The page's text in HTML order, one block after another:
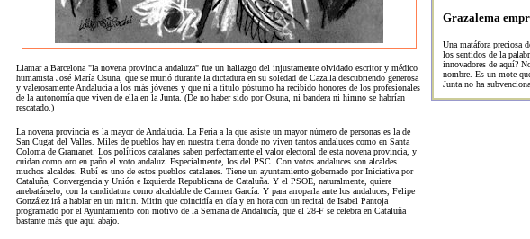
Llamar a Barcelona "la novena provincia andaluza" fue un hallazgo del injustamente olvidado escritor y médico
humanista José María Osuna, que se murió durante la dictadura en su soledad de Cazalla descubriendo generosa
y valerosamente Andalucía a los más jóvenes y que ni a título póstumo ha recibido honores de los profesionales
de la autonomía que viven de ella en la Junta. (De no haber sido por Osuna, ni bandera ni himno se habrían
rescatado.)
La novena provincia es la mayor de Andalucía. La Feria a la que asiste un mayor número de personas es la de
San Cugat del Valles. Miles de pueblos hay en nuestra tierra donde no viven tantos andaluces como en Santa
Coloma de Gramanet. Los políticos catalanes saben perfectamente el valor electoral de esta novena provincia, y
cuidan como oro en paño el voto andaluz. Especialmente, los del PSC. Con votos andaluces son alcaldes
muchos alcaldes. Rubí es uno de estos pueblos catalanes. Tiene un ayuntamiento gobernado por Iniciativa por
Cataluña, Convergencia y Unión e Izquierda Republicana de Cataluña. Y el PSOE, naturalmente, quiere
arrebatárselo, con la candidatura como alcaldable de Carmen García. Y para arroparla ante los andaluces, Felipe
González irá a hablar en un mitin. Mitin que coincidía en día y en hora con un recital de Isabel Pantoja
programado por el Ayuntamiento con motivo de la Semana de Andalucía, que el 28-F se celebra en Cataluña
bastante más que aquí abajo.
Grazalema
Una matáfora preciosa
los sentidos de la
innovadores de aquí?
nombre. Es un mote
Junta no ha